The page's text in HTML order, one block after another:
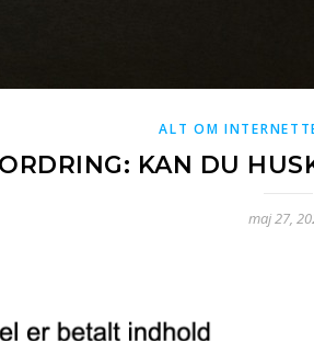
ALT OM
KAN DU
maj 27,